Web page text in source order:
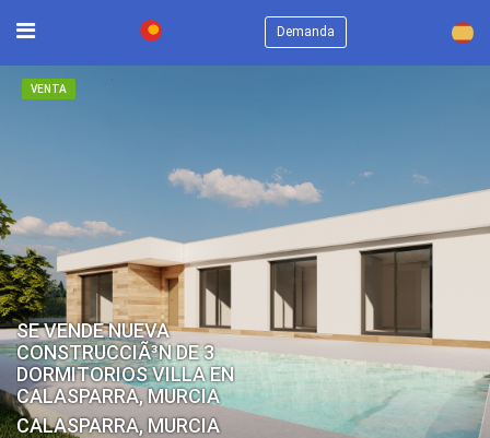
Demanda ×
VENTA
SE VENDE NUEVA
CONSTRUCCIÃ³N DE 3
DORMITORIOS VILLA EN
CALASPARRA, MURCIA
CALASPARRA, MURCIA